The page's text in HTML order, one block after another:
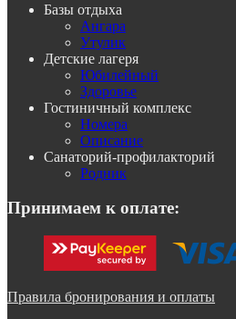
Базы отдыха
Ангара
Утулик
Детские лагеря
Юбилейный
Здоровье
Гостиничный комплекс
Номера
Описание
Санаторий-профилакторий
Родник
Принимаем к оплате:
Правила бронирования и оплаты